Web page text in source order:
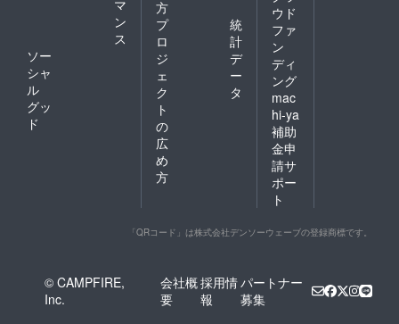
マ
ン
ス
ソー
シャ
ル
グッ
ド
方
プ
ロ
ジ
ェ
ク
ト
の
広
め
方
統
計
デ
ー
タ
ウド
ファ
ン
ディ
ング
mac
hi-ya
補助
金申
請サ
ポー
ト
「QRコード」は株式会社デンソーウェーブの登録商標です。
© CAMPFIRE,
Inc.
会社概
要
採用情
報
パートナー
募集